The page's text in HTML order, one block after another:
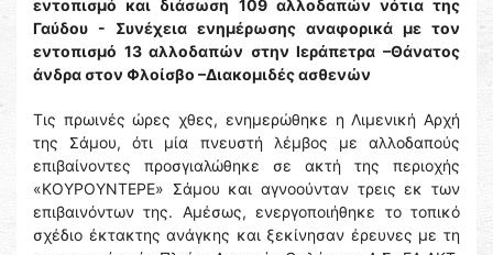
εντοπισμό και διάσωση 109 αλλοδαπών νότια της
Γαύδου - Συνέχεια ενημέρωσης αναφορικά με τον
εντοπισμό 13 αλλοδαπών στην Ιεράπετρα –Θάνατος
άνδρα στον Φλοίσβο –Διακομιδές ασθενών
Τις πρωινές ώρες χθες, ενημερώθηκε η Λιμενική Αρχή
της Σάμου, ότι μία πνευστή λέμβος με αλλοδαπούς
επιβαίνοντες προσγιαλώθηκε σε ακτή της περιοχής
«ΚΟΥΡΟΥΝΤΕΡΕ» Σάμου και αγνοούνταν τρεις εκ των
επιβαινόντων της. Αμέσως, ενεργοποιήθηκε το τοπικό
σχέδιο έκτακτης ανάγκης και ξεκίνησαν έρευνες με τη